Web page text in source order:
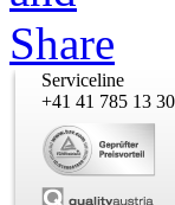
Serviceline
+41 41 785 13 30